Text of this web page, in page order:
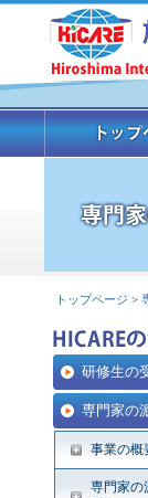
トップページ >
研修生の
専門家の
事業の概
専門家の